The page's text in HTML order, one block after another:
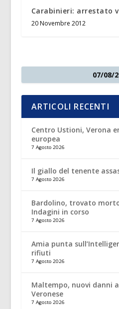
Carabinieri: arrestato
20 Novembre 2012
07/08/
ARTICOLI RECENTI
Centro Ustioni, Verona
europea
7 Agosto 2026
Il giallo del tenente
7 Agosto 2026
Bardolino, trovato
Indagini in corso
7 Agosto 2026
Amia punta
rifiuti
7 Agosto 2026
Maltempo, nuovi danni
Veronese
7 Agosto 2026